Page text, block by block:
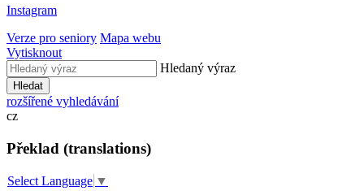
Instagram
Verze pro seniory Mapa webu
Vytisknout
Hledaný výraz
Hledat
rozšířené vyhledávání
cz
Překlad (translations)
Select Language ▼